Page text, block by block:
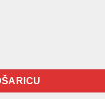
17" količina